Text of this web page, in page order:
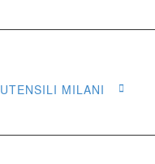
UTENSILI MILANI